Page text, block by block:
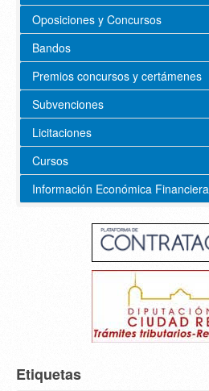
Oposiciones y Concursos
Bandos
Premios concursos y certámenes
Subvenciones
Licitaciones
Cursos
Información Económica Financiera
Etiquetas